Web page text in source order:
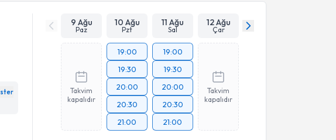
9 Ağu
Paz
10 Ağu
Pzt
11 Ağu
Sal
12 Ağu
Çar
Takvim
kapalıdır
19:00
19:30
20:00
20:30
21:00
19:00
19:30
20:00
20:30
21:00
Takvim
kapalıdır